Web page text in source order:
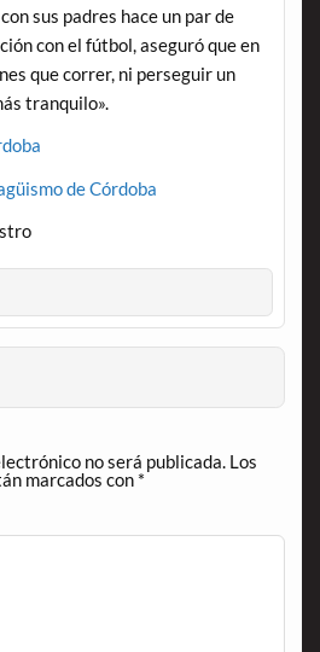
sus padres hace un par de
con el fútbol, aseguró que en
que correr, ni perseguir un
tranquilo».
de Córdoba
no será publicada. Los
marcados con *